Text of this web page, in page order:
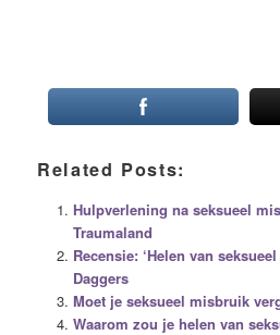
Related Posts:
Hulpverlening na seksueel
Traumaland
Recensie: ‘Helen van
Daggers
Moet je seksueel misbruik
Waarom zou je helen van